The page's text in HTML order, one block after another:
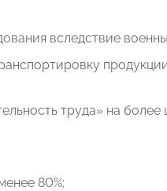
вследствие
труда» на более
80%;